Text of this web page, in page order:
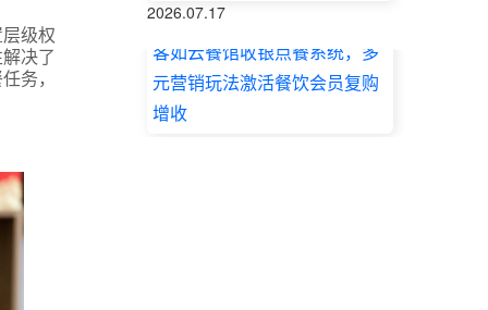
级权
决了
务，
2026.07.17
客如云餐馆收银点餐系统，多
元营销玩法激活餐饮会员复购
增收